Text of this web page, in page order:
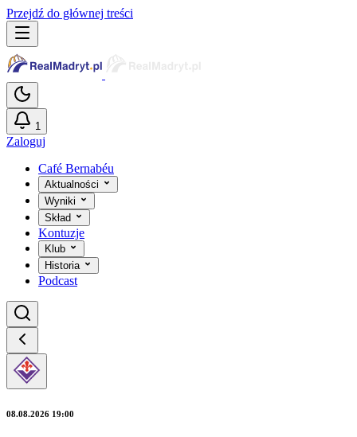
Przejdź do głównej treści
1
Zaloguj
Café Bernabéu
Aktualności
Wyniki
Skład
Kontuzje
Klub
Historia
Podcast
08.08.2026 19:00